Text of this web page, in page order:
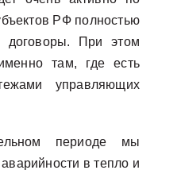
РФ полностью
При этом
там, где есть
управляющих
периоде мы
в тепло и